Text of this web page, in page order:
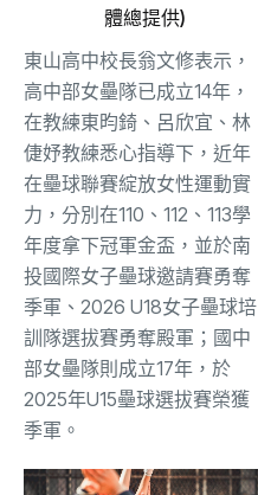
體總提供)
東山高中校長翁文修表示，
高中部女壘隊已成立14年，
在教練東昀錡、呂欣宜、林
倢妤教練悉心指導下，近年
在壘球聯賽綻放女性運動實
力，分別在110、112、113學
年度拿下冠軍金盃，並於南
投國際女子壘球邀請賽勇奪
季軍、2026 U18女子壘球培
訓隊選拔賽勇奪殿軍；國中
部女壘隊則成立17年，於
2025年U15壘球選拔賽榮獲
季軍。